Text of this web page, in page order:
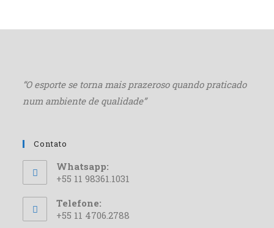
“O esporte se torna mais prazeroso quando praticado
num ambiente de qualidade”
Contato
Whatsapp:
+55 11 98361.1031
Telefone:
+55 11 4706.2788